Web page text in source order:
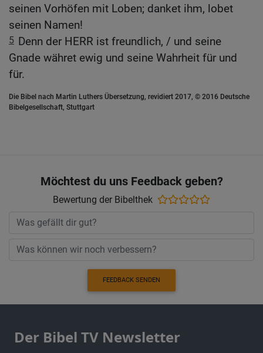
seinen Vorhöfen mit Loben; danket ihm, lobet
seinen Namen!
5 Denn der HERR ist freundlich, / und seine
Gnade währet ewig und seine Wahrheit für und
für.
Die Bibel nach Martin Luthers Übersetzung, revidiert 2017, © 2016 Deutsche
Bibelgesellschaft, Stuttgart
Möchtest du uns Feedback geben?
Bewertung der Bibelthek
FEEDBACK SENDEN
Der Bibel TV Newsletter